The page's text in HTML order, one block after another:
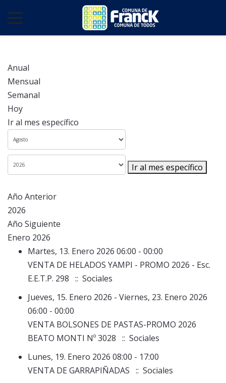
Anual
Mensual
Semanal
Hoy
Ir al mes específico
Ir al mes específico
Año Anterior
2026
Año Siguiente
Enero 2026
Martes, 13. Enero 2026 06:00 - 00:00
VENTA DE HELADOS YAMPI - PROMO 2026 - Esc.
E.E.T.P. 298 :: Sociales
Jueves, 15. Enero 2026 - Viernes, 23. Enero 2026
06:00 - 00:00
VENTA BOLSONES DE PASTAS-PROMO 2026
BEATO MONTI Nº 3028 :: Sociales
Lunes, 19. Enero 2026 08:00 - 17:00
VENTA DE GARRAPIÑADAS :: Sociales